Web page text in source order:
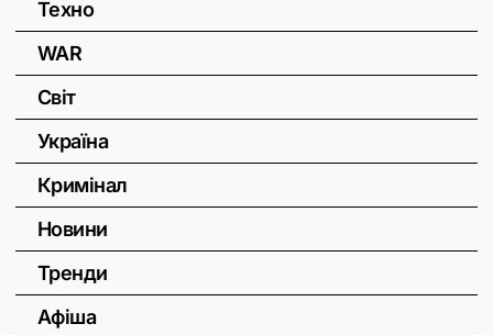
Техно
WAR
Світ
Україна
Кримінал
Новини
Тренди
Афіша